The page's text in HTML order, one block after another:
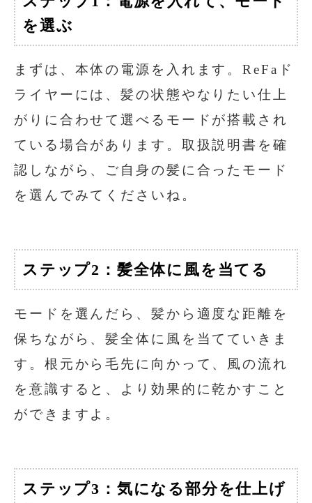
を選ぶ
まずは、本体の電源を入れます。ReFaド
ライヤーには、髪の状態やなりたい仕上
がりに合わせて選べるモードが搭載され
ている場合があります。取扱説明書を確
認しながら、ご自身の髪に合ったモード
を選んでみてくださいね。
ステップ2：髪全体に風を当てる
モードを選んだら、髪から適度な距離を
保ちながら、髪全体に風を当てていきま
す。根元から毛先に向かって、風の流れ
を意識すると、より効果的に乾かすこと
ができますよ。
ステップ3：気になる部分を仕上げ